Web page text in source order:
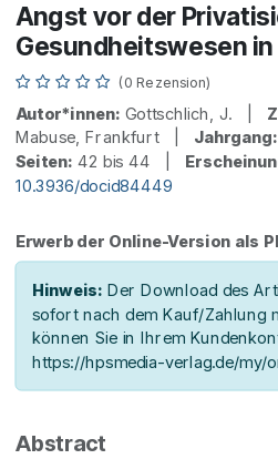
Angst vor der
Gesundheitswesen
(0 Rezension)
Autor*innen: Gottschlich, J. |
Mabuse, Frankfurt | Jahrgang:
Seiten: 42 bis 44 |
10.3936/docid84449
Erwerb der Online-Version als
Hinweis: Der Download des
sofort nach dem Kauf/Zahlung
können Sie in Ihrem
https://hpsmedia-verlag.de/my/
Abstract